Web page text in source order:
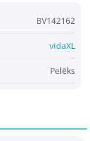
BV142162
vidaXL
Pelēks